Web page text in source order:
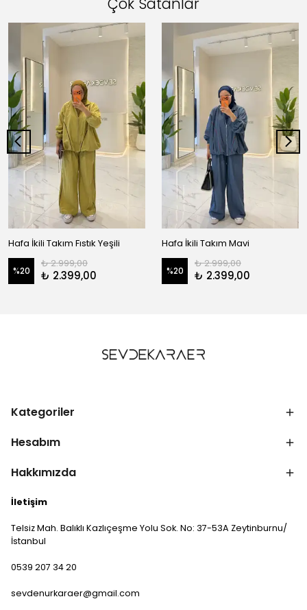
Çok Satanlar
Hafa İkili Takım Fıstık Yeşili
%20
₺ 2.999,00
₺ 2.399,00
Hafa İkili Takım Mavi
%20
₺ 2.999,00
₺ 2.399,00
Kategoriler
Hesabım
Hakkımızda
İletişim
Telsiz Mah. Balıklı Kazlıçeşme Yolu Sok. No: 37-53A Zeytinburnu/
İstanbul
0539 207 34 20
sevdenurkaraer@gmail.com